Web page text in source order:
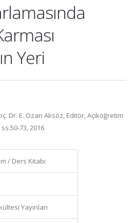
Yeri
Dr. E. Ozan Aksöz, Editör, Açıköğretim
73, 2016
/ Ders Kitabı
Yayınları